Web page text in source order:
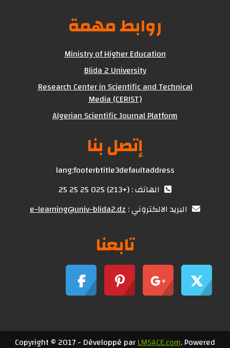
روابط مهمة
Ministry of Higher Education
Blida 2 University
Research Center in Scientific and Technical
Media (CERIST)
Algerian Scientific Journal Platform
إتصل بنا
lang:footerbtitle3defaultaddress
الهاتف : (+213) 025 25 25 25
البريد الالكتروني :e-learning@univ-blida2.dz
تابعنا
Copyright © 2017 - Développé parLMSACE.com. Powered